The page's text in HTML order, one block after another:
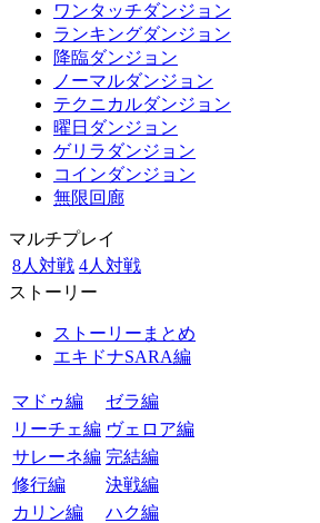
ワンタッチダンジョン
ランキングダンジョン
降臨ダンジョン
ノーマルダンジョン
テクニカルダンジョン
曜日ダンジョン
ゲリラダンジョン
コインダンジョン
無限回廊
マルチプレイ
8人対戦 4人対戦
ストーリー
ストーリーまとめ
エキドナSARA編
マドゥ編
ゼラ編
リーチェ編 ヴェロア編
サレーネ編 完結編
修行編
決戦編
カリン編
ハク編